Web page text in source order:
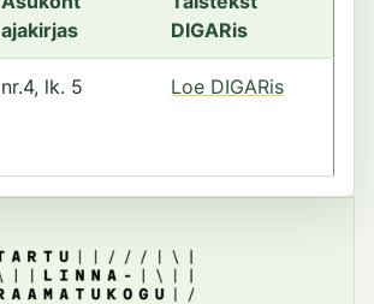
ajakirjas
DIGARis
nr.4, lk. 5 Loe DIGARis